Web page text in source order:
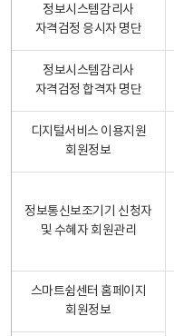
정보시스템감리사
자격검정 응시자 명단
정보시스템감리사
자격검정 합격자 명단
디지털서비스 이용지원
회원정보
정보통신보조기기 신청자
및 수혜자 회원관리
스마트쉼센터 홈페이지
회원정보